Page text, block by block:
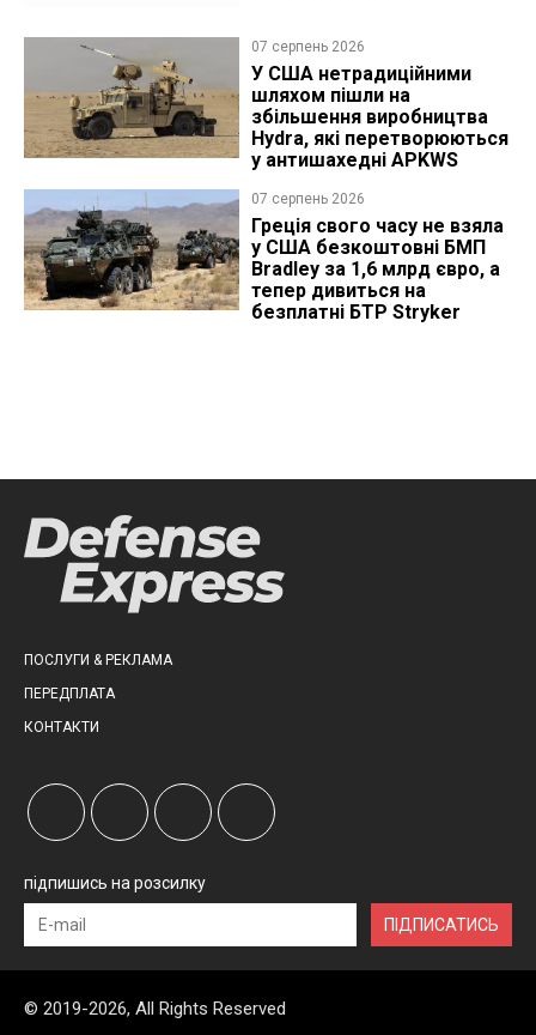
07 серпень 2026
У США нетрадиційними
шляхом пішли на
збільшення виробництва
Hydra, які перетворюються
у антишахедні APKWS
07 серпень 2026
Греція свого часу не взяла
у США безкоштовні БМП
Bradley за 1,6 млрд євро, а
тепер дивиться на
безплатні БТР Stryker
ПОСЛУГИ & РЕКЛАМА
ПЕРЕДПЛАТА
КОНТАКТИ
підпишись на розсилку
ПІДПИСАТИСЬ
© 2019-2026, All Rights Reserved